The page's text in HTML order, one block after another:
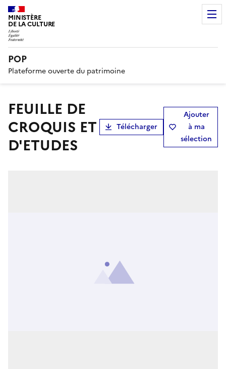
MINISTÈRE
DE LA CULTURE
POP
Plateforme ouverte du patrimoine
FEUILLE DE
CROQUIS ET
D'ETUDES
Télécharger
Ajouter
à ma
sélection